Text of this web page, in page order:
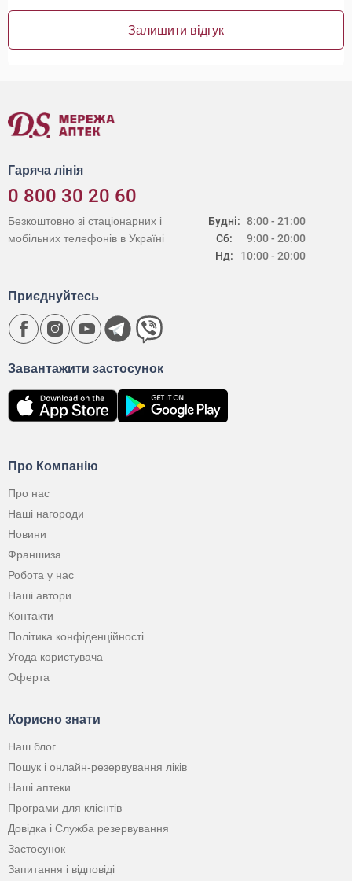
Залишити відгук
Гаряча лінія
0 800 30 20 60
Будні:
Сб:
Нд:
8:00 - 21:00
9:00 - 20:00
10:00 - 20:00
Безкоштовно зі стаціонарних і
мобільних телефонів в Україні
Про Компанію
Про нас
Наші нагороди
Новини
Франшиза
Робота у нас
Наші автори
Контакти
Політика конфіденційності
Угода користувача
Оферта
Корисно знати
Наш блог
Пошук і онлайн-резервування ліків
Наші аптеки
Програми для клієнтів
Довідка і Служба резервування
Застосунок
Запитання і відповіді
Завантажити застосунок
Приєднуйтесь